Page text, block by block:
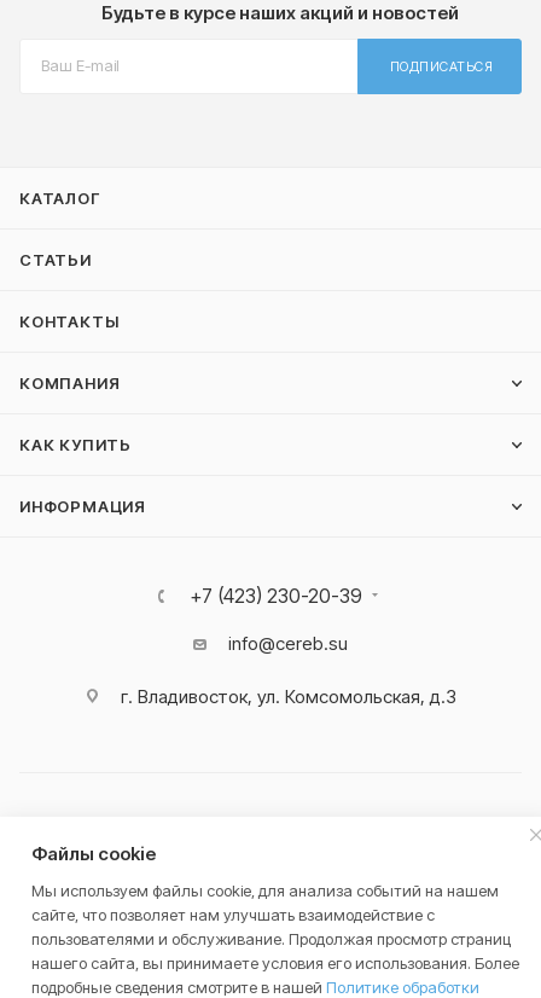
Будьте в курсе наших акций и новостей
ПОДПИСАТЬСЯ
КАТАЛОГ
СТАТЬИ
КОНТАКТЫ
КОМПАНИЯ
КАК КУПИТЬ
ИНФОРМАЦИЯ
+7 (423) 230-20-39
info@cereb.su
г. Владивосток, ул. Комсомольская, д.3
Разработано в
Файлы cookie
Мы используем файлы cookie, для анализа событий на нашем
сайте, что позволяет нам улучшать взаимодействие с
пользователями и обслуживание. Продолжая просмотр страниц
нашего сайта, вы принимаете условия его использования. Более
подробные сведения смотрите в нашей Политике обработки